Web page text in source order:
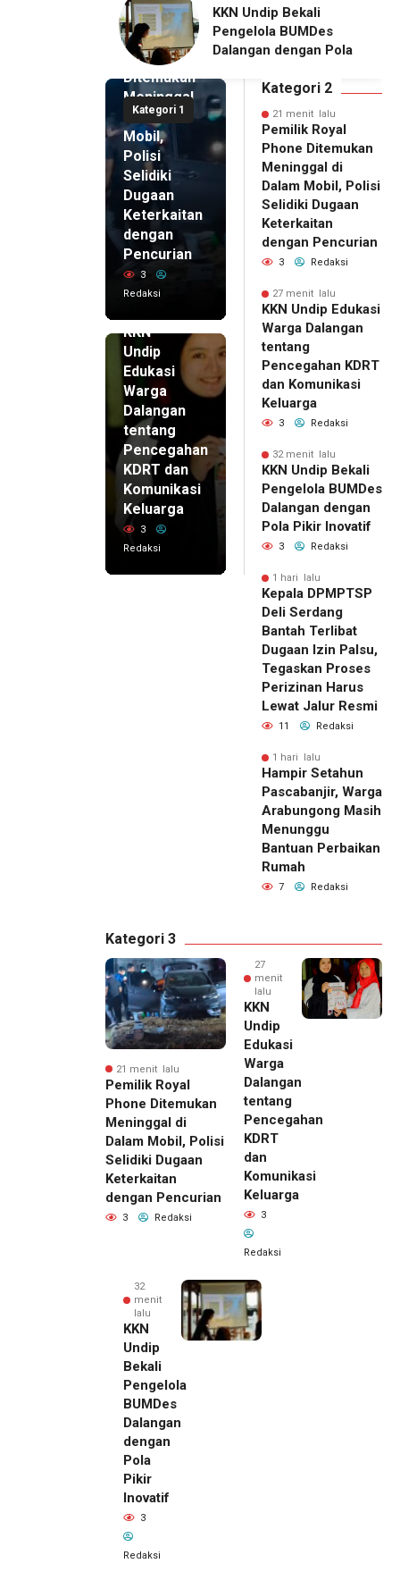
KKN Undip Bekali
Pengelola BUMDes
Dalangan dengan Pola
Kategori 1
lalu
Pemilik
Royal
Phone
Ditemukan
Meninggal
di Dalam
Mobil,
Polisi
Selidiki
Dugaan
Keterkaitan
dengan
Pencurian
3
Redaksi
KKN
Undip
Edukasi
Warga
Dalangan
tentang
Pencegahan
KDRT dan
Komunikasi
Keluarga
3
Redaksi
Kategori 2
21 menit lalu
Pemilik Royal
Phone Ditemukan
Meninggal di
Dalam Mobil, Polisi
Selidiki Dugaan
Keterkaitan
dengan Pencurian
3 Redaksi
27 menit lalu
KKN Undip Edukasi
Warga Dalangan
tentang
Pencegahan KDRT
dan Komunikasi
Keluarga
3 Redaksi
32 menit lalu
KKN Undip Bekali
Pengelola BUMDes
Dalangan dengan
Pola Pikir Inovatif
3 Redaksi
1 hari lalu
Kepala DPMPTSP
Deli Serdang
Bantah Terlibat
Dugaan Izin Palsu,
Tegaskan Proses
Perizinan Harus
Lewat Jalur Resmi
11 Redaksi
1 hari lalu
Hampir Setahun
Pascabanjir, Warga
Arabungong Masih
Menunggu
Bantuan Perbaikan
Rumah
7 Redaksi
Kategori 3
21 menit lalu
Pemilik Royal
Phone Ditemukan
Meninggal di
Dalam Mobil, Polisi
Selidiki Dugaan
Keterkaitan
dengan Pencurian
3 Redaksi
27
menit
lalu
KKN
Undip
Edukasi
Warga
Dalangan
tentang
Pencegahan
KDRT
dan
Komunikasi
Keluarga
3
Redaksi
32
menit
lalu
KKN
Undip
Bekali
Pengelola
BUMDes
Dalangan
dengan
Pola
Pikir
Inovatif
3
Redaksi
21 menit
Pemilik
Royal
Phone